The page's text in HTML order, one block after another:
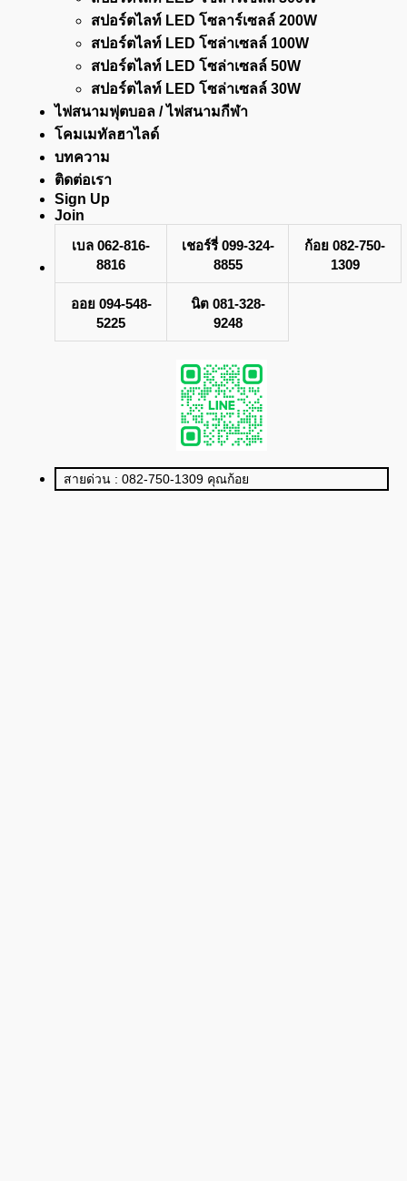
สปอร์ตไลท์ LED โซลาร์เซลล์ 200W
สปอร์ตไลท์ LED โซล่าเซลล์ 100W
สปอร์ตไลท์ LED โซล่าเซลล์ 50W
สปอร์ตไลท์ LED โซล่าเซลล์ 30W
ไฟสนามฟุตบอล / ไฟสนามกีฬา
โคมเมทัลฮาไลด์
บทความ
ติดต่อเรา
Sign Up
Join
เบล 062-816-
8816
เชอร์รี่ 099-324-
8855
ก้อย 082-750-
1309
ออย 094-548-
5225
นิต 081-328-
9248
สายด่วน : 082-750-1309 คุณก้อย